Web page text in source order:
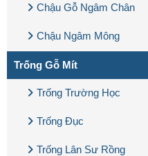
Chậu Gỗ Ngâm Chân
Chậu Ngâm Mông
Trống Gỗ Mít
Trống Trường Học
Trống Đục
Trống Lân Sư Rồng